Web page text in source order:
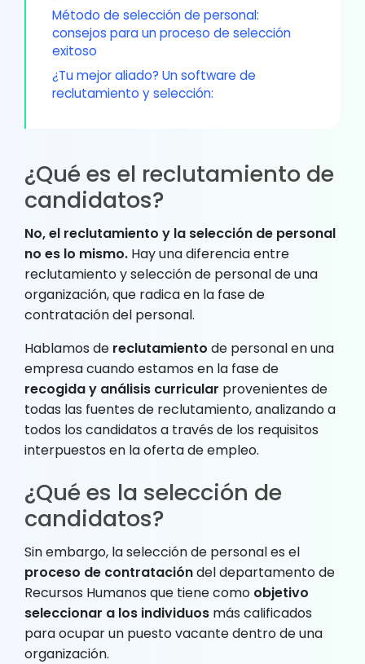
Método de selección de personal:
consejos para un proceso de selección
exitoso
¿Tu mejor aliado? Un software de
reclutamiento y selección:
¿Qué es el reclutamiento de
candidatos?
No, el reclutamiento y la selección de personal
no es lo mismo. Hay una diferencia entre
reclutamiento y selección de personal de una
organización, que radica en la fase de
contratación del personal.
Hablamos de reclutamiento de personal en una
empresa cuando estamos en la fase de
recogida y análisis curricular provenientes de
todas las fuentes de reclutamiento, analizando a
todos los candidatos a través de los requisitos
interpuestos en la oferta de empleo.
¿Qué es la selección de
candidatos?
Sin embargo, la selección de personal es el
proceso de contratacióndel departamento de
Recursos Humanos que tiene como objetivo
seleccionar a los individuos más calificados
para ocupar un puesto vacante dentro de una
organización.